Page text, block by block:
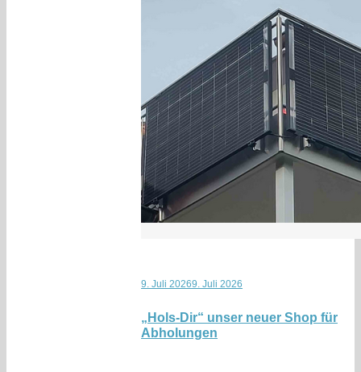
9. Juli 20269. Juli 2026
„Hols-Dir“ unser neuer Shop für
Abholungen